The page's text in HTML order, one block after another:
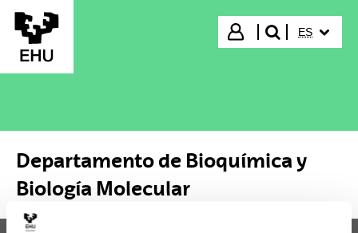
Saltar al contenido principal
Iniciar sesión
buscar"
ES
Departamento de Bioquímica y
Biología Molecular